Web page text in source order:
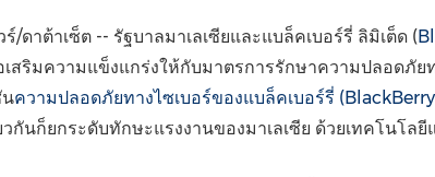
/ดาต้าเซ็ต -- รัฐบาลมาเลเซียและแบล็คเบอร์รี่ ลิมิเต็ด (
สริมความแข็งแกร่งให้กับมาตรการรักษาความปลอดภั
นความปลอดภัยทางไซเบอร์ของแบล็คเบอร์รี่ (
กันก็ยกระดับทักษะแรงงานของมาเลเซีย ด้วยเทคโนโ